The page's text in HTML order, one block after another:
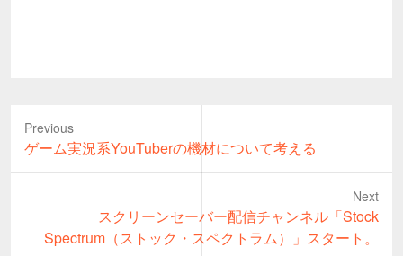
Previous
Previous
post:
ゲーム実況系YouTuberの機材について考える
Next
post:
スクリーンセーバー配信チャンネル「Stock
Spectrum（ストック・スペクトラム）」スタート。